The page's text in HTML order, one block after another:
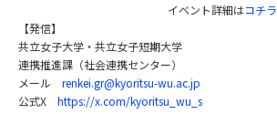
イベント詳細はコチラ
【発信】
共立女子大学・共立女子短期大学
連携推進課（社会連携センター）
メール renkei.gr@kyoritsu-wu.ac.jp
公式X https://x.com/kyoritsu_wu_s